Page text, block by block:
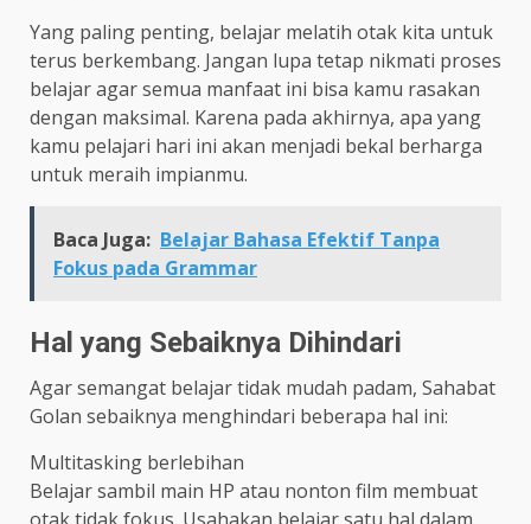
Yang paling penting, belajar melatih otak kita untuk
terus berkembang. Jangan lupa tetap nikmati proses
belajar agar semua manfaat ini bisa kamu rasakan
dengan maksimal. Karena pada akhirnya, apa yang
kamu pelajari hari ini akan menjadi bekal berharga
untuk meraih impianmu.
Baca Juga: Belajar Bahasa Efektif Tanpa
Fokus pada Grammar
Hal yang Sebaiknya Dihindari
Agar semangat belajar tidak mudah padam, Sahabat
Golan sebaiknya menghindari beberapa hal ini:
Multitasking berlebihan
Belajar sambil main HP atau nonton film membuat